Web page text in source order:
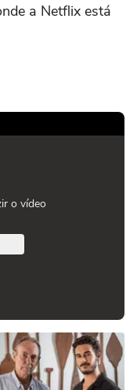
a Netflix está
o vídeo